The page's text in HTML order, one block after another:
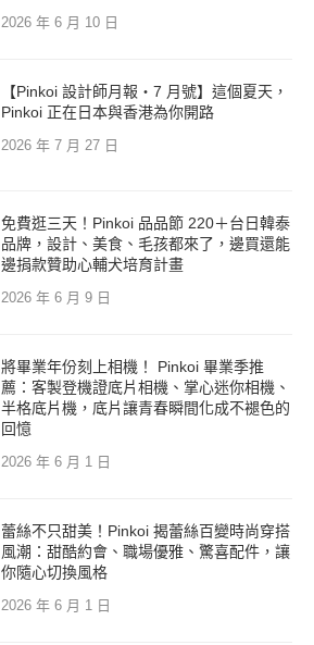
2026 年 6 月 10 日
【Pinkoi 設計師月報・7 月號】這個夏天，
Pinkoi 正在日本與香港為你開路
2026 年 7 月 27 日
免費逛三天！Pinkoi 品品節 220＋台日韓泰
品牌，設計、美食、毛孩都來了，邊買還能
邊捐款贊助心輔犬培育計畫
2026 年 6 月 9 日
將畢業年份刻上相機！ Pinkoi 畢業季推
薦：客製登機證底片相機、掌心迷你相機、
半格底片機，底片讓青春瞬間化成不褪色的
回憶
2026 年 6 月 1 日
蕾絲不只甜美！Pinkoi 揭蕾絲百變時尚穿搭
風潮：甜酷約會、職場優雅、驚喜配件，讓
你隨心切換風格
2026 年 6 月 1 日